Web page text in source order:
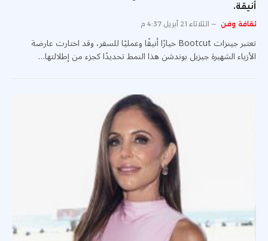
أنيقة.
ثقافة وفن الثلاثاء 21 أبريل 4:37 م
تعتبر جينزات Bootcut خيارًا أنيقًا وعمليًا للسفر، وقد اختارت عارضة
الأزياء الشهيرة جيزيل بوندشن هذا النمط تحديدًا كجزء من إطلالتها…